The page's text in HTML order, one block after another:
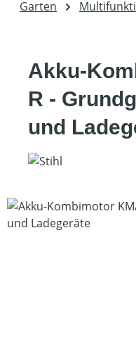
Garten
Akku-
R -
und
Bildergalerie